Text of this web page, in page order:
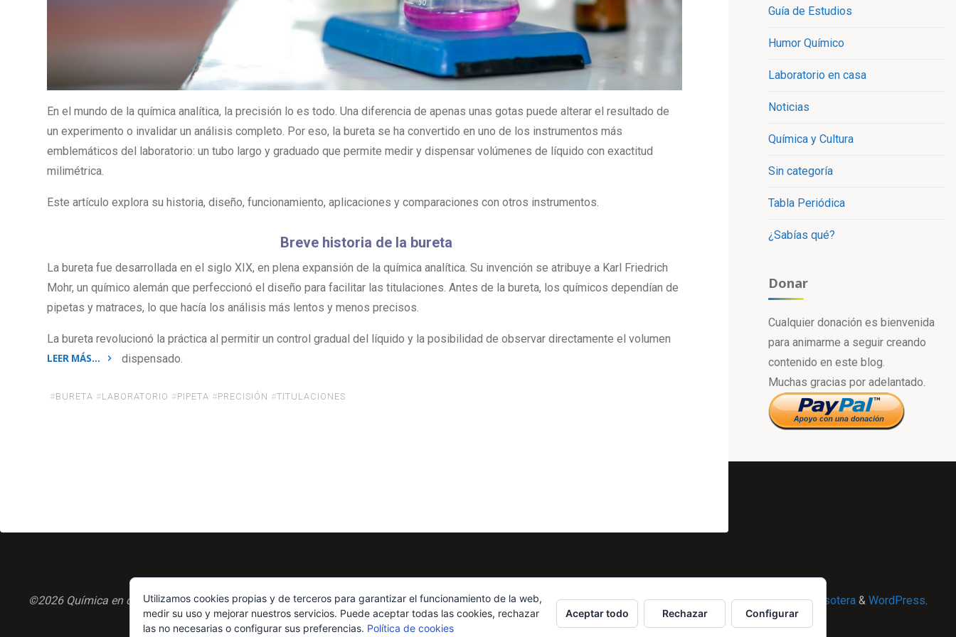
En el mundo de la química analítica, la precisión lo es todo. Una diferencia de apenas unas gotas puede alterar el resultado de
un experimento o invalidar un análisis completo. Por eso, la bureta se ha convertido en uno de los instrumentos más
emblemáticos del laboratorio: un tubo largo y graduado que permite medir y dispensar volúmenes de líquido con exactitud
milimétrica.
Este artículo explora su historia, diseño, funcionamiento, aplicaciones y comparaciones con otros instrumentos.
Breve historia de la bureta
La bureta fue desarrollada en el siglo XIX, en plena expansión de la química analítica. Su invención se atribuye a Karl Friedrich
Mohr, un químico alemán que perfeccionó el diseño para facilitar las titulaciones. Antes de la bureta, los químicos dependían de
pipetas y matraces, lo que hacía los análisis más lentos y menos precisos.
La bureta revolucionó la práctica al permitir un control gradual del líquido y la posibilidad de observar directamente el volumen
dispensado.
LEER MÁS…
los
titulaciones»
#BURETA #LABORATORIO #PIPETA #PRECISIÓN #TITULACIONES
Guía de Estudios
Humor Químico
Laboratorio en casa
Noticias
Química y Cultura
Sin categoría
Tabla Periódica
¿Sabías qué?
Donar
Cualquier donación es bienvenida
para animarme a seguir creando
contenido en este blog.
Muchas gracias por adelantado.
Powered by Esotera & WordPress.
©2026 Química en casa.comUtilizamos cookies propias y de terceros para garantizar el funcionamiento de la web,
medir su uso y mejorar nuestros servicios. Puede aceptar todas las cookies, rechazar
las no necesarias o configurar sus preferencias. Política de cookies
Aceptar todo Rechazar Configurar